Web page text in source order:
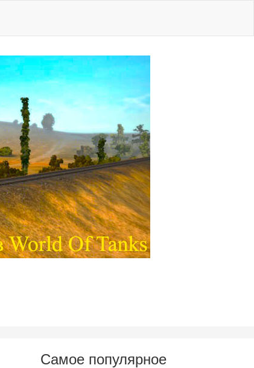
Самое популярное